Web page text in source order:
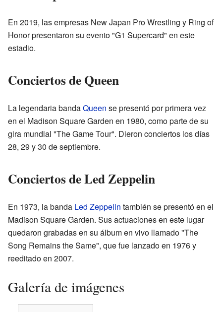
En 2019, las empresas New Japan Pro Wrestling y Ring of
Honor presentaron su evento "G1 Supercard" en este
estadio.
Conciertos de Queen
La legendaria bandaQueen se presentó por primera vez
en el Madison Square Garden en 1980, como parte de su
gira mundial "The Game Tour". Dieron conciertos los días
28, 29 y 30 de septiembre.
Conciertos de Led Zeppelin
En 1973, la banda Led Zeppelin también se presentó en el
Madison Square Garden. Sus actuaciones en este lugar
quedaron grabadas en su álbum en vivo llamado "The
Song Remains the Same", que fue lanzado en 1976 y
reeditado en 2007.
Galería de imágenes